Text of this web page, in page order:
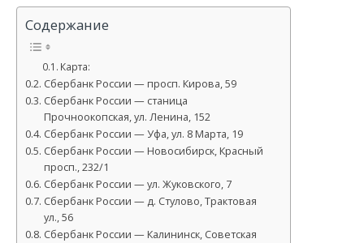
Содержание
Карта:
Сбербанк России — просп. Кирова, 59
Сбербанк России — станица
Прочноокопская, ул. Ленина, 152
Сбербанк России — Уфа, ул. 8 Марта, 19
Сбербанк России — Новосибирск, Красный
просп., 232/1
Сбербанк России — ул. Жуковского, 7
Сбербанк России — д. Стулово, Трактовая
ул., 56
Сбербанк России — Калининск, Советская